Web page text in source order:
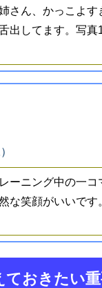
さん、かっこよす
出してます。写真
ーニング中の一コ
な笑顔がいいです
ておきたい